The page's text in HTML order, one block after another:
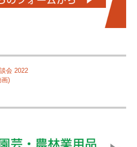
会 2022
画)